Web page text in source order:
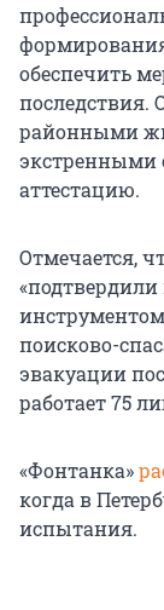
обеспечить
последствия.
районными
экстренными
аттестацию.
Отмечается,
поисково-
эвакуации
работает 75
«Фонтанка»
когда в
испытания.